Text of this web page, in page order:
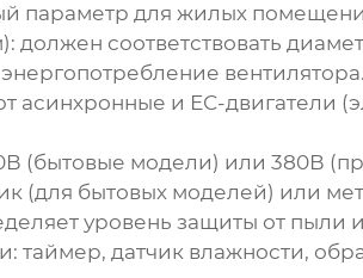
параметр для жилых
: должен соответствовать
энергопотребление вентилятора.
асинхронные и ЕС-двигатели
(бытовые модели) или 380В
(для бытовых моделей) или
уровень защиты от пыли
: таймер, датчик влажности,